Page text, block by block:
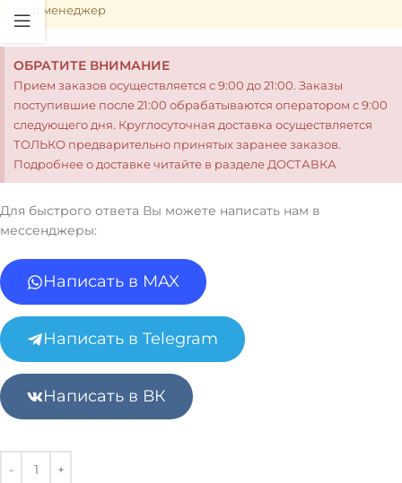
наш менеджер
ОБРАТИТЕ ВНИМАНИЕ
Прием заказов осуществляется с 9:00 до 21:00. Заказы
поступившие после 21:00 обрабатываются оператором с 9:00
следующего дня. Круглосуточная доставка осуществляется
ТОЛЬКО предварительно принятых заранее заказов.
Подробнее о доставке читайте в разделе ДОСТАВКА
Для быстрого ответа Вы можете написать нам в
мессенджеры:
Написать в MAX
Написать в Telegram
Написать в ВК